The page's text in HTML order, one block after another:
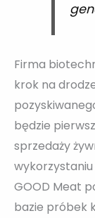
Firma
krok na
będzie
sprzedaży
GOOD Meat
bazie próbek